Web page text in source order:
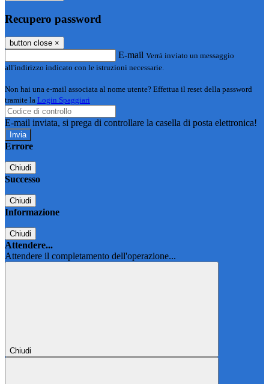
Recupero password
button close ×
E-mail Verrà inviato un messaggio
all'indirizzo indicato con le istruzioni necessarie.
Non hai una e-mail associata al nome utente? Effettua il reset della password
tramite la Login Spaggiari
E-mail inviata, si prega di controllare la casella di posta elettronica!
Errore
Chiudi
Successo
Chiudi
Informazione
Chiudi
Attendere...
Attendere il completamento dell'operazione...
Chiudi